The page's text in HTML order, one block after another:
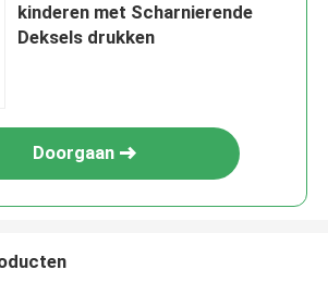
kinderen met Scharnierende
Deksels drukken
Doorgaan